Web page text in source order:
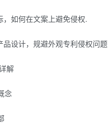
，如何在文案上避免侵权.
品设计，规避外观专利侵权问题
解
念